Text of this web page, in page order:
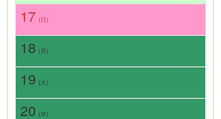
17 (日)
18 (月)
19 (火)
20 (水)